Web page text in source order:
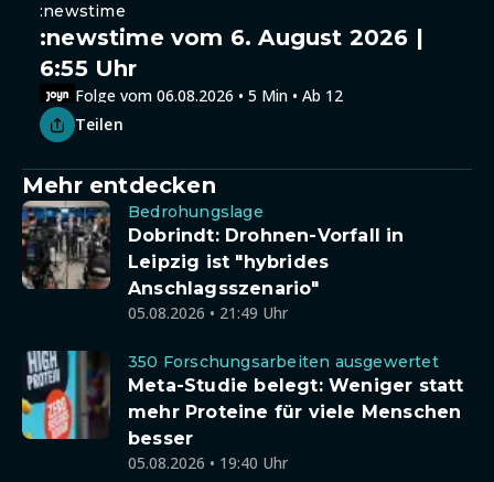
:newstime
:newstime vom 6. August 2026 |
6:55 Uhr
Folge vom 06.08.2026 • 5 Min • Ab 12
Teilen
Mehr entdecken
Bedrohungslage
Dobrindt: Drohnen-Vorfall in
Leipzig ist "hybrides
Anschlagsszenario"
05.08.2026 • 21:49 Uhr
350 Forschungsarbeiten ausgewertet
Meta-Studie belegt: Weniger statt
mehr Proteine für viele Menschen
besser
05.08.2026 • 19:40 Uhr